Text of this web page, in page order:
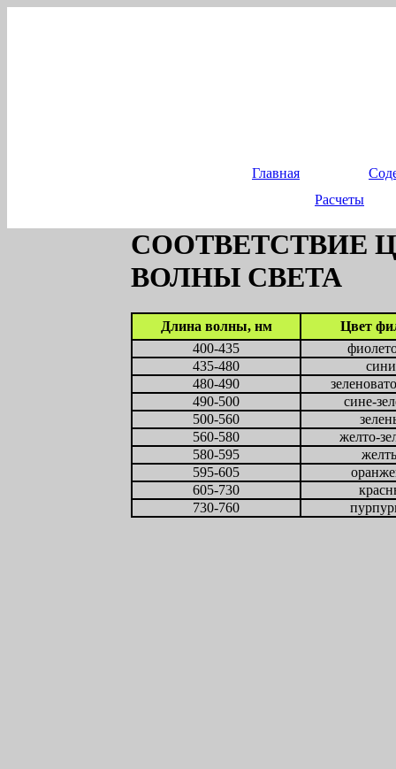
Главная
Расчеты
СООТВЕТСТВИЕ
ВОЛНЫ СВЕТА
Длина волны, нм
Цвет
400-435
435-480
480-490
490-500
сине-
500-560
560-580
желто-
580-595
595-605
605-730
730-760